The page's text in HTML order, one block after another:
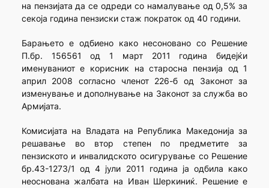
на пензијата да се одреди со намалување од 0,5% за
секоја година пензиски стаж пократок од 40 години.
Барањето е одбиено како несоновано со Решение
П.бр. 156561 од 1 март 2011 година бидејќи
именуваниот е корисник на старосна пензија од 1
април 2008 согласно членот 226-б од Законот за
изменување и дополнување на Законот за служба во
Армијата.
Комисијата на Владата на Република Македонија за
решавање во втор степен по предметите за
пензиското и инвалидското осигурување со Решение
бр.43-1273/1 од 4 јули 2011 година ја одбила како
неоснована жалбата на Иван Шеркиниќ. Решение е